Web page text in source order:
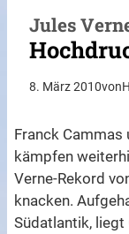
Jules
8. März 2010von
Franck Cammas
kämpfen
Verne-Rekord
knacken.
Südatlantik,